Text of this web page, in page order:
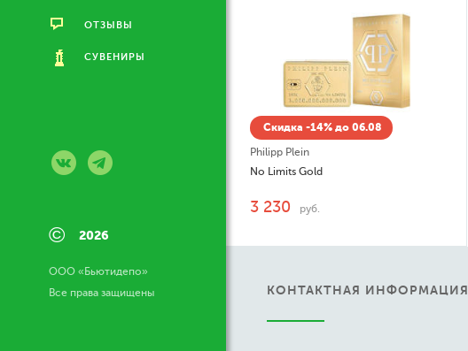
ОТЗЫВЫ
СУВЕНИРЫ
© 2026
ООО «Бьютидепо»
Все права защищены
Скидка -14% до 06.08
Philipp Plein
No Limits Gold
3 230 руб.
КОНТАКТНАЯ ИНФОРМАЦИЯ